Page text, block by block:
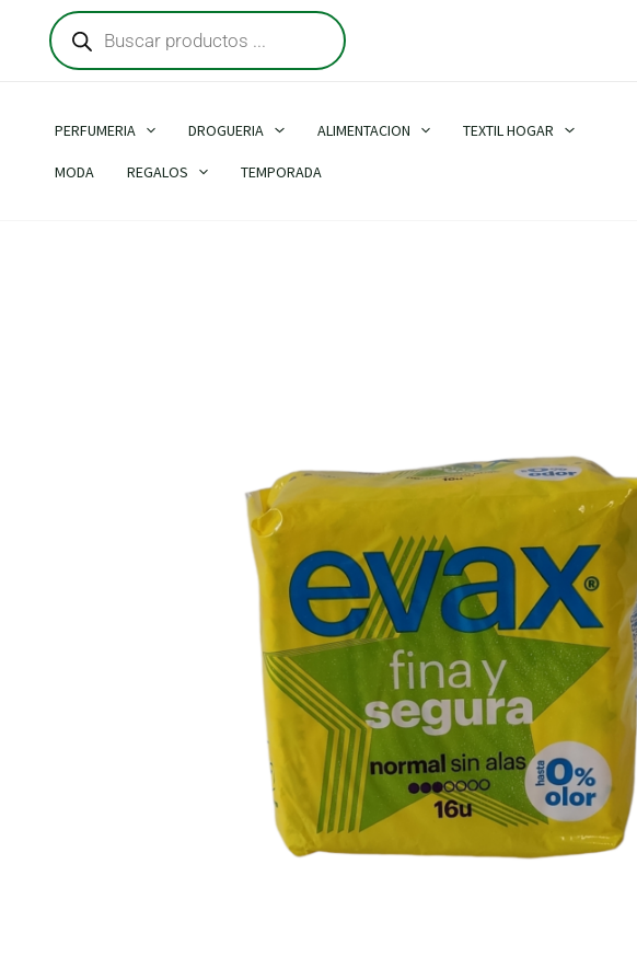
contenido
Búsqueda
de
productos
PERFUMERIA DROGUERIA ALIMENTACION TEXTIL HOGAR
MODA REGALOS TEMPORADA